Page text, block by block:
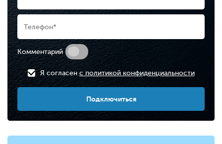
Комментарий
Я согласенс политикой конфиденциальности
Подключиться